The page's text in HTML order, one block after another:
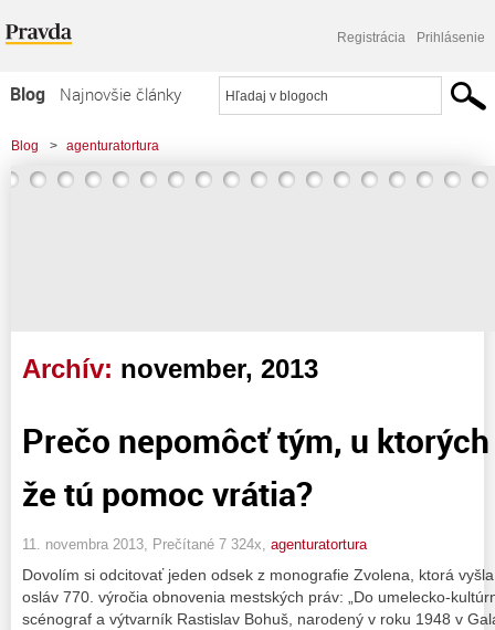
Registrácia Prihlásenie
Blog
Najnovšie články
Najčítanejšie články
Najkomentovanejšie články
Blog > agenturatortura
Archív: november, 2013
Prečo nepomôcť tým, u
že tú pomoc vrátia?
11. novembra 2013, Prečítané 7 324x, agenturatortura
Dovolím si odcitovať jeden odsek z monografie Zvolena, ktorá
osláv 770. výročia obnovenia mestských práv: „Do umelecko-
scénograf a výtvarník Rastislav Bohuš, narodený v roku 1948 v